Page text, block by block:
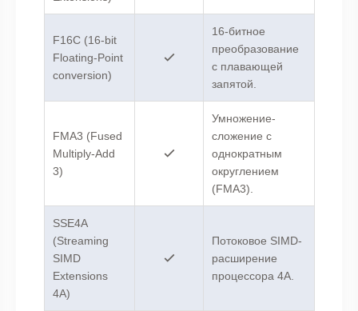
F16C (16-bit
Floating-Point
conversion)
16-битное
преобразование
с плавающей
запятой.
FMA3 (Fused
Multiply-Add
3)
Умножение-
сложение с
однократным
округлением
(FMA3).
SSE4A
(Streaming
SIMD
Extensions
4A)
Потоковое SIMD-
расширение
процессора 4A.